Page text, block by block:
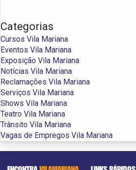
Categorias
Cursos Vila Mariana
Eventos Vila Mariana
Exposição Vila Mariana
Notícias Vila Mariana
Reclamações Vila Mariana
Serviços Vila Mariana
Shows Vila Mariana
Teatro Vila Mariana
Trânsito Vila Mariana
Vagas de Empregos Vila Mariana